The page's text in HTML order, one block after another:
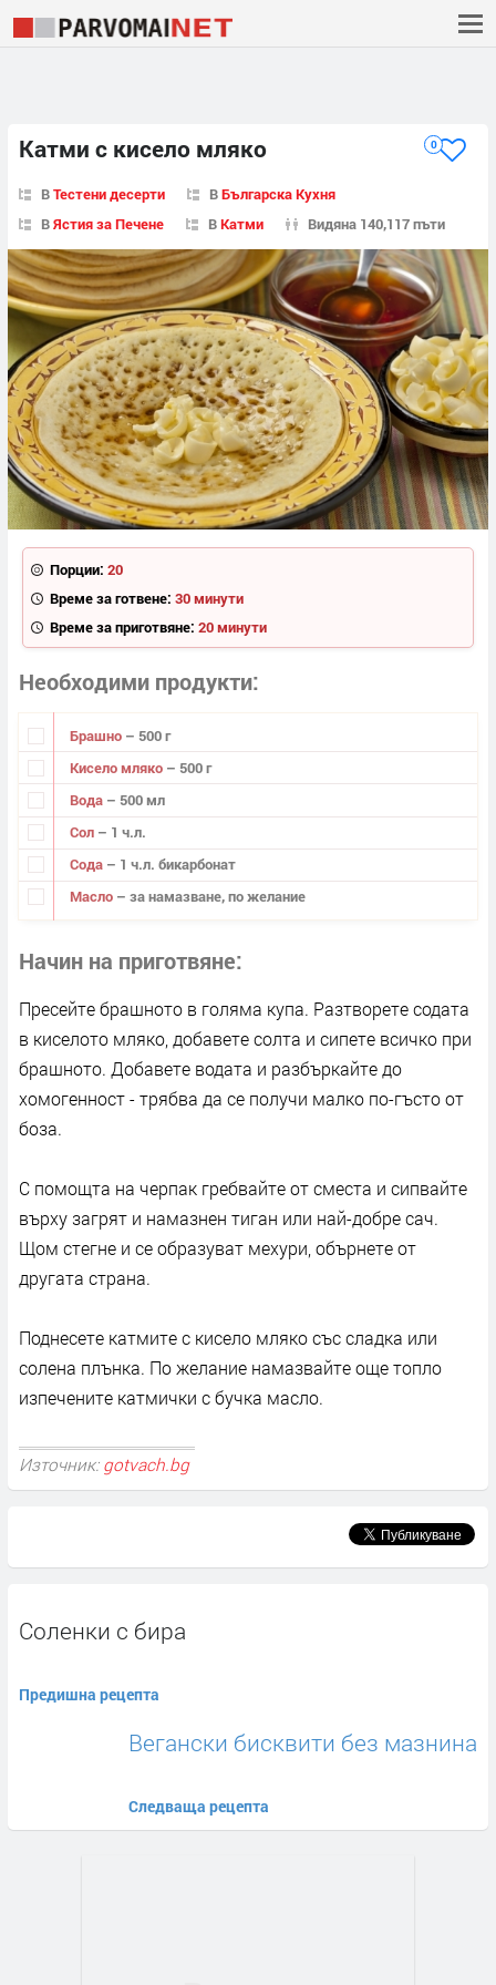
Катми с кисело мляко 0
ВТестени десерти ВБългарска Кухня
ВЯстия за Печене ВКатми Видяна 140,117 пъти
Порции: 20
Време за готвене: 30 минути
Време за приготвяне: 20 минути
Необходими продукти
Брашно – 500 г
Кисело мляко – 500 г
Вода – 500 мл
Сол – 1 ч.л.
Сода – 1 ч.л. бикарбонат
Масло – за намазване, по желание
Начин на приготвяне
Пресейте брашното в голяма купа. Разтворете содата
в киселото мляко, добавете солта и сипете всичко при
брашното. Добавете водата и разбъркайте до
хомогенност - трябва да се получи малко по-гъсто от
боза.
С помощта на черпак гребвайте от сместа и сипвайте
върху загрят и намазнен тиган или най-добре сач.
Щом стегне и се образуват мехури, обърнете от
другата страна.
Поднесете катмите с кисело мляко със сладка или
солена плънка. По желание намазвайте още топло
изпечените катмички с бучка масло.
Източник: gotvach.bg
Соленки с бира
Предишна рецепта
Вегански бисквити без мазнина
Следваща рецепта